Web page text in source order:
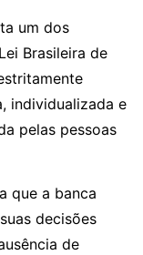
um dos
Brasileira de
individualizada e
pelas pessoas
que a banca
decisões
de